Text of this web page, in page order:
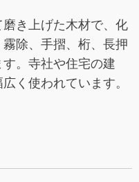
き上げた木材で、化
除、手摺、桁、長押
。寺社や住宅の建
く使われています。